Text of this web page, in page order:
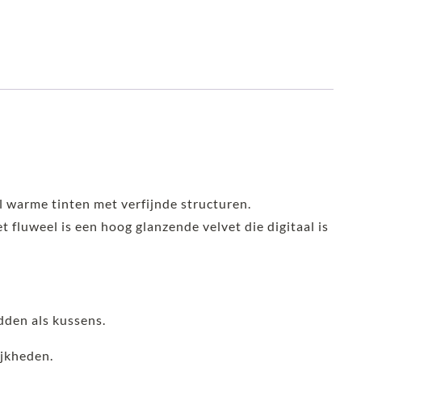
warme tinten met verfijnde structuren.
fluweel is een hoog glanzende velvet die digitaal is
als kussens.